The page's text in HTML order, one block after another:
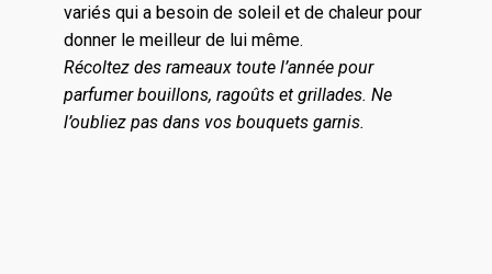
variés qui a besoin de soleil et de chaleur pour
donner le meilleur de lui même.
Récoltez des rameaux toute l’année pour
parfumer bouillons, ragoûts et grillades. Ne
l’oubliez pas dans vos bouquets garnis.